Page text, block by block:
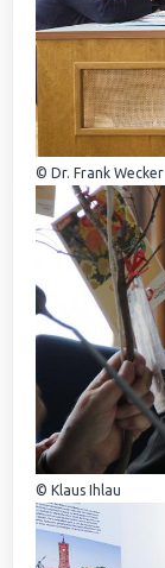
© Dr. Frank Wecker
© Klaus Ihlau